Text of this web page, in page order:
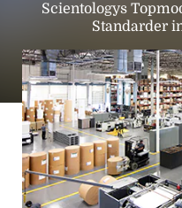
Scientologys
Standarder